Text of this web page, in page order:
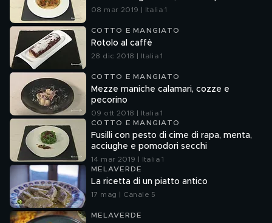
08 mar 2019 | Italia 1
COTTO E MANGIATO
Rotolo al caffè
28 dic 2018 | Italia 1
COTTO E MANGIATO
Mezze maniche calamari, cozze e
pecorino
09 ott 2018 | Italia 1
COTTO E MANGIATO
Fusilli con pesto di cime di rapa, menta,
acciughe e pomodori secchi
14 mar 2019 | Italia 1
MELAVERDE
La ricetta di un piatto antico
17 mag | Canale 5
MELAVERDE